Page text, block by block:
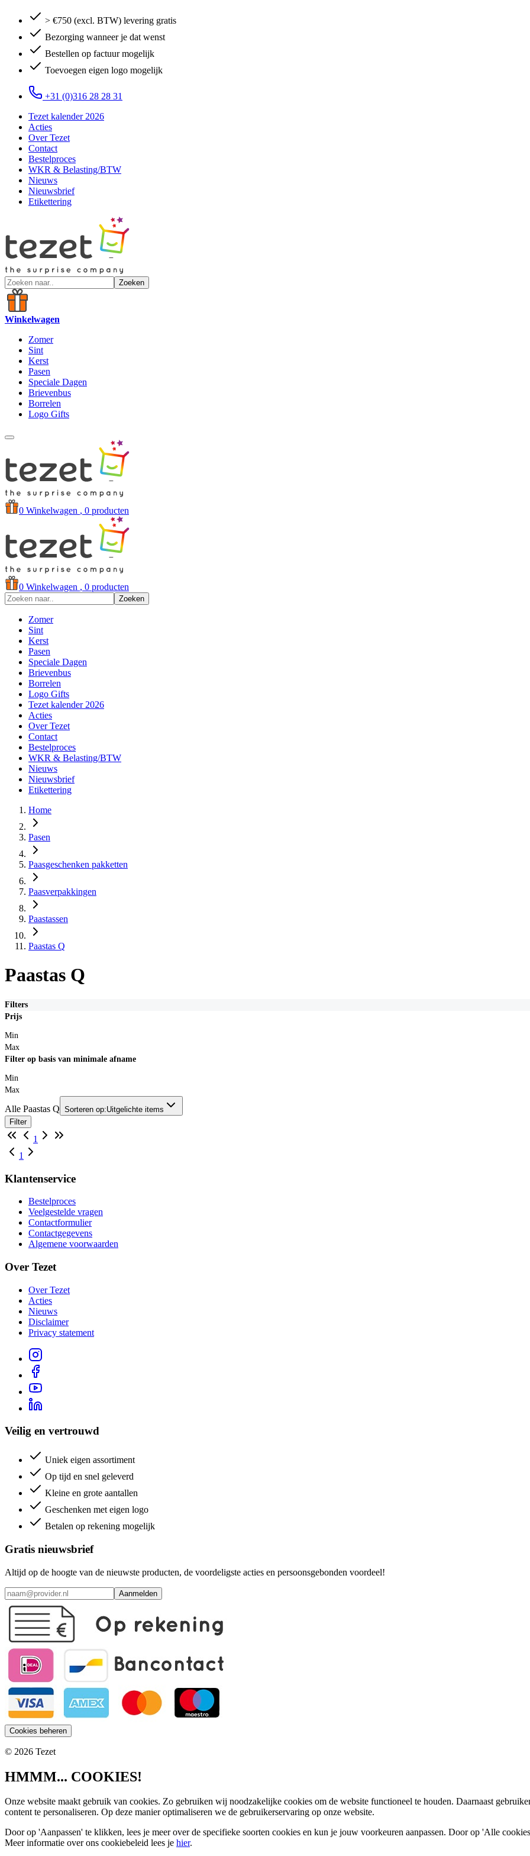
> €750 (excl. BTW) levering gratis
Bezorging wanneer je dat wenst
Bestellen op factuur mogelijk
Toevoegen eigen logo mogelijk
+31 (0)316 28 28 31
Tezet kalender 2026
Acties
Over Tezet
Contact
Bestelproces
WKR & Belasting/BTW
Nieuws
Nieuwsbrief
Etikettering
Zoeken
Winkelwagen
Zomer
Sint
Kerst
Pasen
Speciale Dagen
Brievenbus
Borrelen
Logo Gifts
0 Winkelwagen , 0 producten
0 Winkelwagen , 0 producten
Zoeken
Zomer
Sint
Kerst
Pasen
Speciale Dagen
Brievenbus
Borrelen
Logo Gifts
Tezet kalender 2026
Acties
Over Tezet
Contact
Bestelproces
WKR & Belasting/BTW
Nieuws
Nieuwsbrief
Etikettering
Home
Pasen
Paasgeschenken pakketten
Paasverpakkingen
Paastassen
Paastas Q
Paastas Q
Filters
Prijs
Min
Max
Filter op basis van minimale afname
Min
Max
Alle Paastas Q Sorteren op:Uitgelichte items
Filter
1
1
Klantenservice
Bestelproces
Veelgestelde vragen
Contactformulier
Contactgegevens
Algemene voorwaarden
Over Tezet
Over Tezet
Acties
Nieuws
Disclaimer
Privacy statement
Veilig en vertrouwd
Uniek eigen assortiment
Op tijd en snel geleverd
Kleine en grote aantallen
Geschenken met eigen logo
Betalen op rekening mogelijk
Gratis nieuwsbrief
Altijd op de hoogte van de nieuwste producten, de voordeligste acties en persoonsgebonden voordeel!
Aanmelden
Cookies beheren
© 2026 Tezet
HMMM... COOKIES!
Onze website maakt gebruik van cookies. Zo gebruiken wij noodzakelijke cookies om de website functioneel te houden. Daarnaast
content te personaliseren. Op deze manier optimaliseren we de gebruikerservaring op onze website.
Door op 'Aanpassen' te klikken, lees je meer over de specifieke soorten cookies en kun je jouw voorkeuren aanpassen. Door op 'Alle
Meer informatie over ons cookiebeleid lees je hier.